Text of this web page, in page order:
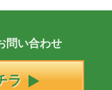
問い合わせ
ラ